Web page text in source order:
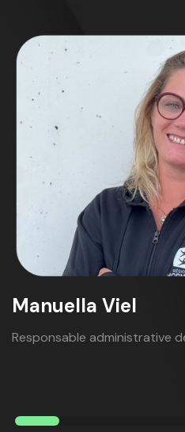
Manuella Viel
Responsable administrative